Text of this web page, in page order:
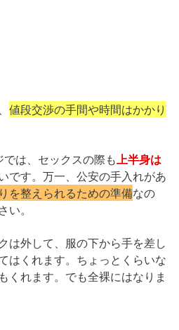
値段交渉の手間や時間はかかり
は、セックスの際も上半身は
です。万一、公安の手入れがあ
を整えられるための準備なの
。
は外して、服の下から手を差し
はくれます。ちょっとくらいな
くれます。でも全裸にはなりま